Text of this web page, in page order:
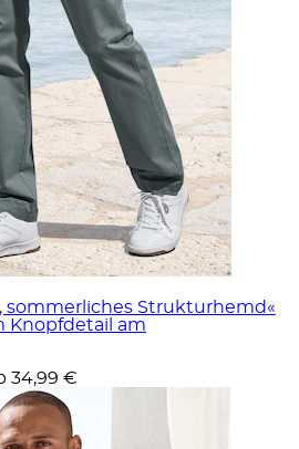
sommerliches Strukturhemd«
Knopfdetail am
34,99 €